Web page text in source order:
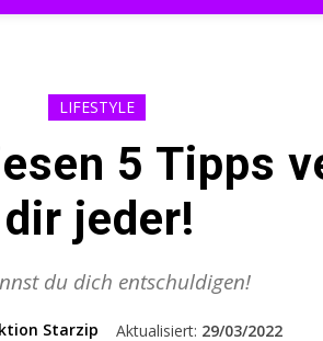
LIFESTYLE
5 Tipps
dir jeder!
du dich entschuldigen!
Starzip Aktualisiert: 29/03/2022